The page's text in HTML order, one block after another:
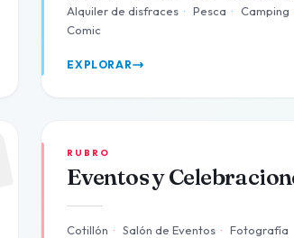
Alquiler de disfraces · Pesca · Camping
Comic
EXPLORAR
RUBRO
Eventos y
Cotillón · Salón de Eventos · Fotografía